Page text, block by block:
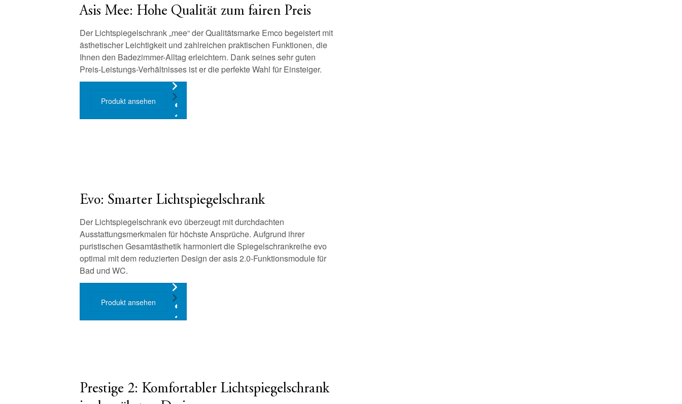
Asis Mee: Hohe Qualität zum fairen Preis
Der Lichtspiegelschrank „mee“ der Qualitätsmarke Emco begeistert mit
ästhetischer Leichtigkeit und zahlreichen praktischen Funktionen, die
Ihnen den Badezimmer-Alltag erleichtern. Dank seines sehr guten
Preis-Leistungs-Verhältnisses ist er die perfekte Wahl für Einsteiger.
Produkt ansehen
Evo: Smarter Lichtspiegelschrank
Der Lichtspiegelschrank evo überzeugt mit durchdachten
Ausstattungsmerkmalen für höchste Ansprüche. Aufgrund ihrer
puristischen Gesamtästhetik harmoniert die Spiegelschrankreihe evo
optimal mit dem reduzierten Design der asis 2.0-Funktionsmodule für
Bad und WC.
Produkt ansehen
Prestige 2: Komfortabler Lichtspiegelschrank